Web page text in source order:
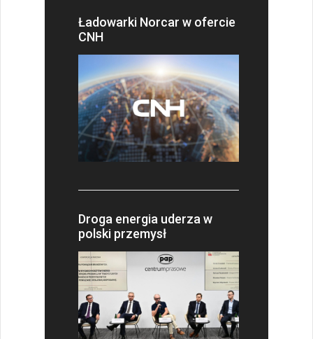
Ładowarki Norcar w ofercie
CNH
Droga energia uderza w
polski przemysł